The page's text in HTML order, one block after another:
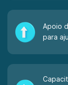
Apoio
para